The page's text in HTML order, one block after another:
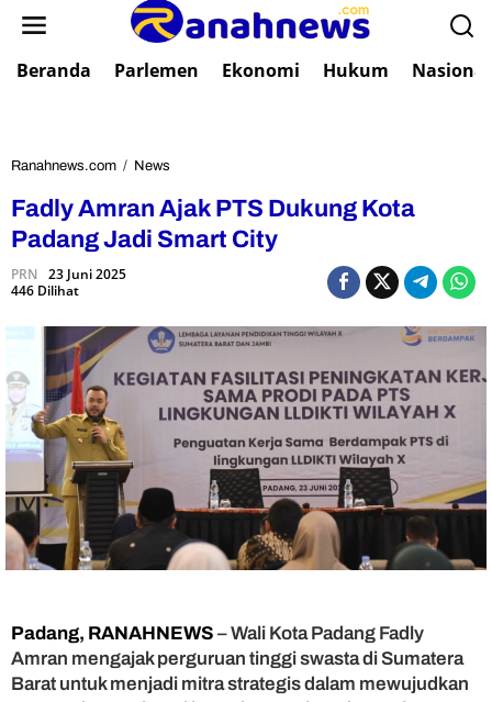
Beranda Parlemen Ekonomi Hukum Nasional
Ranahnews.com / News
d
l
a
A
j
k
T
S
D
u
n
o
Fadly Amran Ajak PTS Dukung Kota
Padang Jadi Smart City
PRN 23 Juni 2025
446 Dilihat
Padang, RANAHNEWS – Wali Kota Padang Fadly
Amran mengajak perguruan tinggi swasta di Sumatera
Barat untuk menjadi mitra strategis dalam mewujudkan